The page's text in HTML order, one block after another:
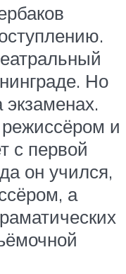
Но
и
с первой
он учился,
а